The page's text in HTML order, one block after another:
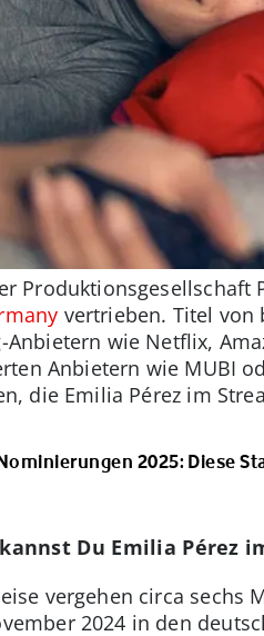
vertrieben. Titel von
Anbietern wie Netflix,
Anbietern wie MUBI
die Emilia Pérez im
2025: Diese
Du Emilia Pérez
vergehen circa sechs
2024 in den